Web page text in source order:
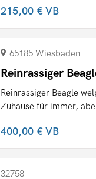
215,00 €VB
65185 Wiesbaden
Reinrassiger
Reinrassiger Beagle
Zuhause für immer,
400,00 €VB
32758